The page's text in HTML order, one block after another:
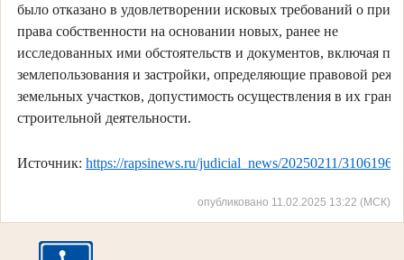
было отказано в удовлетворении исковых требований о
права собственности на основании новых, ранее не
исследованных ими обстоятельств и документов, включая
землепользования и застройки, определяющие правовой
земельных участков, допустимость осуществления в их
строительной деятельности.
Источник: https://rapsinews.ru/judicial_news/20250211/
опубликовано 11.02.2025 13:22 (МСК)